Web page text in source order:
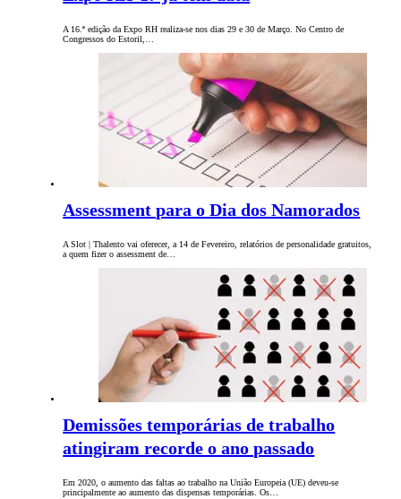
A 16.ª edição da Expo RH realiza-se nos dias 29 e 30 de Março. No Centro de
Congressos do Estoril,…
Assessment para o Dia dos Namorados
A Slot | Thalento vai oferecer, a 14 de Fevereiro, relatórios de personalidade gratuitos,
a quem fizer o assessment de…
Demissões temporárias de trabalho
atingiram recorde o ano passado
Em 2020, o aumento das faltas ao trabalho na União Europeia (UE) deveu-se
principalmente ao aumento das dispensas temporárias. Os…